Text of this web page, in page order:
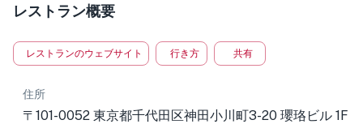
レストラン概要
レストランのウェブサイト 行き方 共有
住所
〒101-0052 東京都千代田区神田小川町3-20 瓔珞ビル 1F